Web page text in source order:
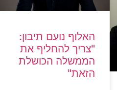
האלוף נועם תיבון:
"צריך להחליף את
הממשלה הכושלת
הזאת"